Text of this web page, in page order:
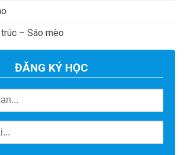
– Sáo mèo
ĐĂNG KÝ HỌC